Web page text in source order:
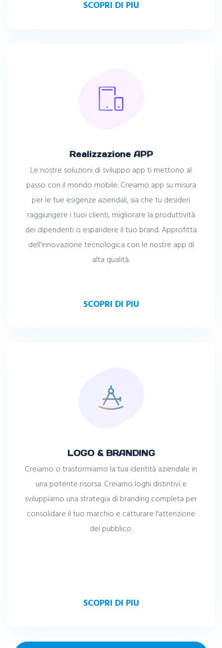
SCOPRI DI PIU
Realizzazione APP
Le nostre soluzioni di sviluppo app ti mettono al
passo con il mondo mobile. Creiamo app su misura
per le tue esigenze aziendali, sia che tu desideri
raggiungere i tuoi clienti, migliorare la produttività
dei dipendenti o espandere il tuo brand. Approfitta
dell'innovazione tecnologica con le nostre app di
alta qualità.
SCOPRI DI PIU
LOGO & BRANDING
Creiamo o trasformiamo la tua identità aziendale in
una potente risorsa. Creiamo loghi distintivi e
sviluppiamo una strategia di branding completa per
consolidare il tuo marchio e catturare l'attenzione
del pubblico.
SCOPRI DI PIU